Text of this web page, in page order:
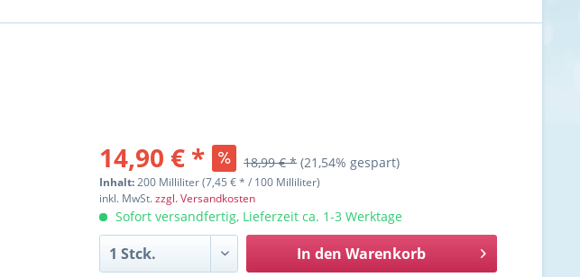
14,90 € * 18,99 € * (21,54% gespart)
Inhalt:200 Milliliter (7,45 € * / 100 Milliliter)
inkl. MwSt.zzgl. Versandkosten
Sofort versandfertig, Lieferzeit ca. 1-3 Werktage
In den Warenkorb